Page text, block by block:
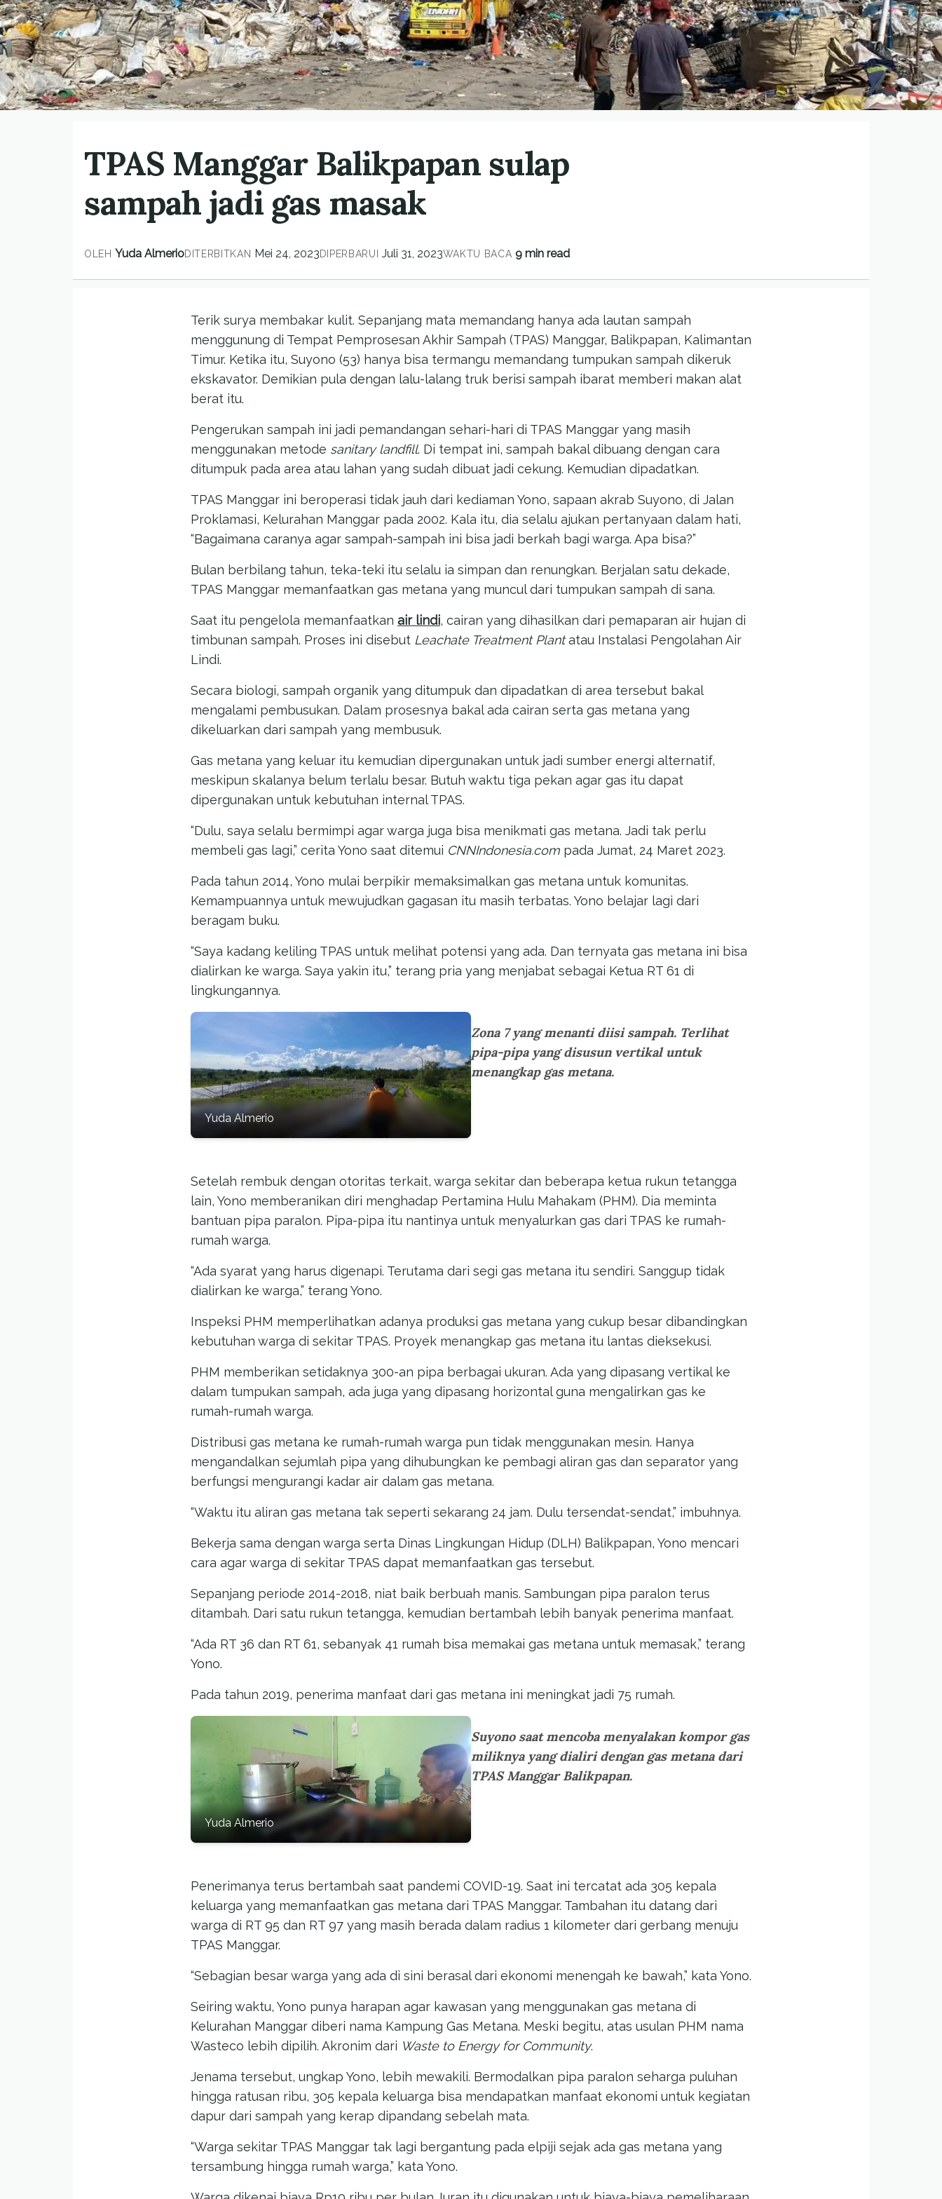
TPAS Manggar Balikpapan sulap
sampah jadi gas masak
OLEH Yuda AlmerioDITERBITKAN Mei 24, 2023DIPERBARUI Juli 31, 2023WAKTU BACA 9 min read
Terik surya membakar kulit. Sepanjang mata memandang hanya ada lautan sampah
menggunung di Tempat Pemprosesan Akhir Sampah (TPAS) Manggar, Balikpapan, Kalimantan
Timur. Ketika itu, Suyono (53) hanya bisa termangu memandang tumpukan sampah dikeruk
ekskavator. Demikian pula dengan lalu-lalang truk berisi sampah ibarat memberi makan alat
berat itu.
Pengerukan sampah ini jadi pemandangan sehari-hari di TPAS Manggar yang masih
menggunakan metode sanitary landfill. Di tempat ini, sampah bakal dibuang dengan cara
ditumpuk pada area atau lahan yang sudah dibuat jadi cekung. Kemudian dipadatkan.
TPAS Manggar ini beroperasi tidak jauh dari kediaman Yono, sapaan akrab Suyono, di Jalan
Proklamasi, Kelurahan Manggar pada 2002. Kala itu, dia selalu ajukan pertanyaan dalam hati,
“Bagaimana caranya agar sampah-sampah ini bisa jadi berkah bagi warga. Apa bisa?”
Bulan berbilang tahun, teka-teki itu selalu ia simpan dan renungkan. Berjalan satu dekade,
TPAS Manggar memanfaatkan gas metana yang muncul dari tumpukan sampah di sana.
Saat itu pengelola memanfaatkan air lindi, cairan yang dihasilkan dari pemaparan air hujan di
timbunan sampah. Proses ini disebut Leachate Treatment Plantatau Instalasi Pengolahan Air
Lindi.
Secara biologi, sampah organik yang ditumpuk dan dipadatkan di area tersebut bakal
mengalami pembusukan. Dalam prosesnya bakal ada cairan serta gas metana yang
dikeluarkan dari sampah yang membusuk.
Gas metana yang keluar itu kemudian dipergunakan untuk jadi sumber energi alternatif,
meskipun skalanya belum terlalu besar. Butuh waktu tiga pekan agar gas itu dapat
dipergunakan untuk kebutuhan internal TPAS.
“Dulu, saya selalu bermimpi agar warga juga bisa menikmati gas metana. Jadi tak perlu
membeli gas lagi,” cerita Yono saat ditemui CNNIndonesia.com pada Jumat, 24 Maret 2023.
Pada tahun 2014, Yono mulai berpikir memaksimalkan gas metana untuk komunitas.
Kemampuannya untuk mewujudkan gagasan itu masih terbatas. Yono belajar lagi dari
beragam buku.
“Saya kadang keliling TPAS untuk melihat potensi yang ada. Dan ternyata gas metana ini bisa
dialirkan ke warga. Saya yakin itu,” terang pria yang menjabat sebagai Ketua RT 61 di
lingkungannya.
Yuda Almerio
Zona 7 yang menanti diisi sampah. Terlihat
pipa-pipa yang disusun vertikal untuk
menangkap gas metana.
Setelah rembuk dengan otoritas terkait, warga sekitar dan beberapa ketua rukun tetangga
lain, Yono memberanikan diri menghadap Pertamina Hulu Mahakam (PHM). Dia meminta
bantuan pipa paralon. Pipa-pipa itu nantinya untuk menyalurkan gas dari TPAS ke rumah-
rumah warga.
“Ada syarat yang harus digenapi. Terutama dari segi gas metana itu sendiri. Sanggup tidak
dialirkan ke warga,” terang Yono.
Inspeksi PHM memperlihatkan adanya produksi gas metana yang cukup besar dibandingkan
kebutuhan warga di sekitar TPAS. Proyek menangkap gas metana itu lantas dieksekusi.
PHM memberikan setidaknya 300-an pipa berbagai ukuran. Ada yang dipasang vertikal ke
dalam tumpukan sampah, ada juga yang dipasang horizontal guna mengalirkan gas ke
rumah-rumah warga.
Distribusi gas metana ke rumah-rumah warga pun tidak menggunakan mesin. Hanya
mengandalkan sejumlah pipa yang dihubungkan ke pembagi aliran gas dan separator yang
berfungsi mengurangi kadar air dalam gas metana.
“Waktu itu aliran gas metana tak seperti sekarang 24 jam. Dulu tersendat-sendat,” imbuhnya.
Bekerja sama dengan warga serta Dinas Lingkungan Hidup (DLH) Balikpapan, Yono mencari
cara agar warga di sekitar TPAS dapat memanfaatkan gas tersebut.
Sepanjang periode 2014-2018, niat baik berbuah manis. Sambungan pipa paralon terus
ditambah. Dari satu rukun tetangga, kemudian bertambah lebih banyak penerima manfaat.
“Ada RT 36 dan RT 61, sebanyak 41 rumah bisa memakai gas metana untuk memasak,” terang
Yono.
Pada tahun 2019, penerima manfaat dari gas metana ini meningkat jadi 75 rumah.
Yuda Almerio
Suyono saat mencoba menyalakan kompor gas
miliknya yang dialiri dengan gas metana dari
TPAS Manggar Balikpapan.
Penerimanya terus bertambah saat pandemi COVID-19. Saat ini tercatat ada 305 kepala
keluarga yang memanfaatkan gas metana dari TPAS Manggar. Tambahan itu datang dari
warga di RT 95 dan RT 97 yang masih berada dalam radius 1 kilometer dari gerbang menuju
TPAS Manggar.
“Sebagian besar warga yang ada di sini berasal dari ekonomi menengah ke bawah,” kata Yono.
Seiring waktu, Yono punya harapan agar kawasan yang menggunakan gas metana di
Kelurahan Manggar diberi nama Kampung Gas Metana. Meski begitu, atas usulan PHM nama
Wasteco lebih dipilih. Akronim dari Waste to Energy for Community.
Jenama tersebut, ungkap Yono, lebih mewakili. Bermodalkan pipa paralon seharga puluhan
hingga ratusan ribu, 305 kepala keluarga bisa mendapatkan manfaat ekonomi untuk kegiatan
dapur dari sampah yang kerap dipandang sebelah mata.
“Warga sekitar TPAS Manggar tak lagi bergantung pada elpiji sejak ada gas metana yang
tersambung hingga rumah warga,” kata Yono.